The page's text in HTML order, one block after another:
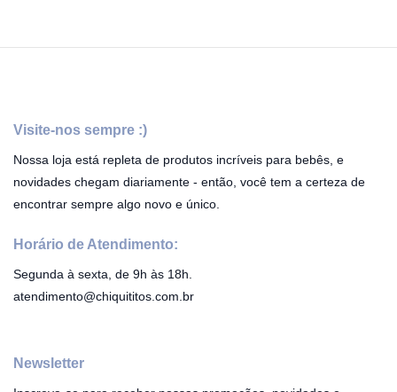
Visite-nos sempre :)
Nossa loja está repleta de produtos incríveis para bebês, e
novidades chegam diariamente - então, você tem a certeza de
encontrar sempre algo novo e único.
Horário de Atendimento:
Segunda à sexta, de 9h às 18h.
atendimento@chiquititos.com.br
Newsletter